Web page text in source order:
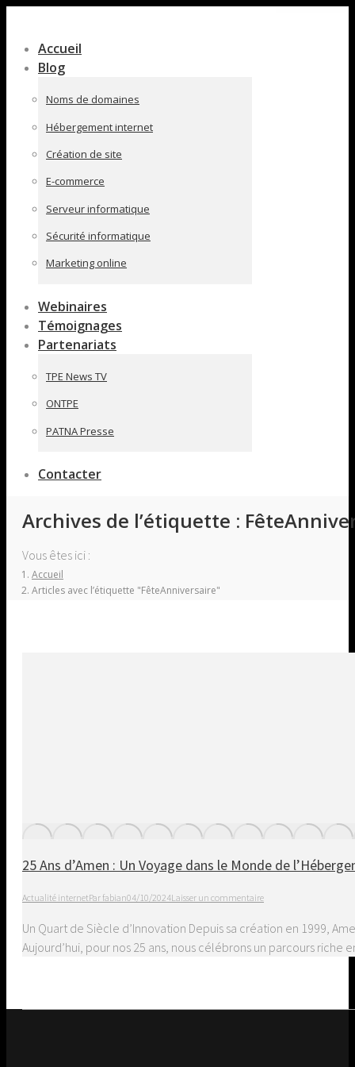
pleine
largeur
Accueil
Blog
Noms de domaines
Hébergement internet
Création de site
E-commerce
Serveur informatique
Sécurité informatique
Marketing online
Webinaires
Témoignages
Partenariats
TPE News TV
ONTPE
PATNA Presse
Contacter
Archives de l’étiquette :
Vous êtes ici :
Accueil
Articles avec l’étiquette "FêteAnniversaire"
25 Ans d’Amen : Un Voyage dans le Monde de
Actualité internetPar fabian04/10/2024Laisser un commentaire
Un Quart de Siècle d’Innovation Depuis sa création en 1999,
Aujourd’hui, pour nos 25 ans, nous célébrons un parcours